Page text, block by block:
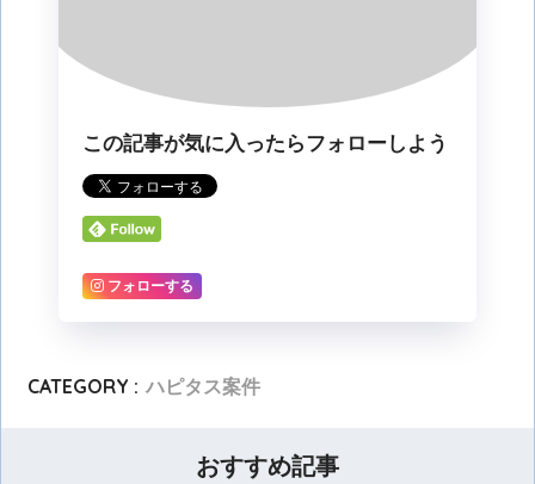
この記事が気に入ったらフォローしよう
フォローする
CATEGORY : ハピタス案件
おすすめ記事